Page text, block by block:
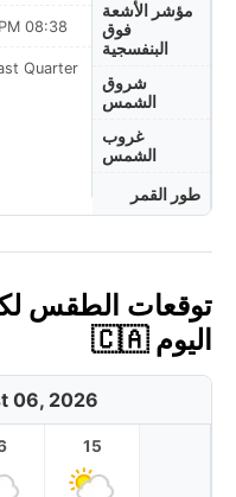
مؤشر الأشعة
فوق
البنفسجية
شروق
الشمس
غروب
الشمس
طور القمر
08:38 PM
Quarter
توقعات الطقس
اليوم 🇨🇦
06, 2026
15